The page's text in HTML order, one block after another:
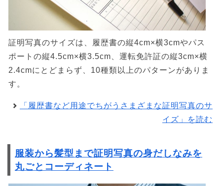
証明写真のサイズは、履歴書の縦4cm×横3cmやパス
ポートの縦4.5cm×横3.5cm、運転免許証の縦3cm×横
2.4cmにとどまらず、10種類以上のパターンがありま
す。
「履歴書など用途でちがうさまざまな証明写真のサ
イズ」を読む
服装から髪型まで証明写真の身だしなみを
丸ごとコーディネート